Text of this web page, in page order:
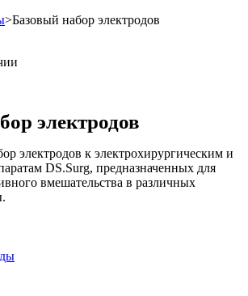
>Базовый набор электродов
электродов
электродов к электрохирургическим и
DS.Surg, предназначенных для
вмешательства в различных